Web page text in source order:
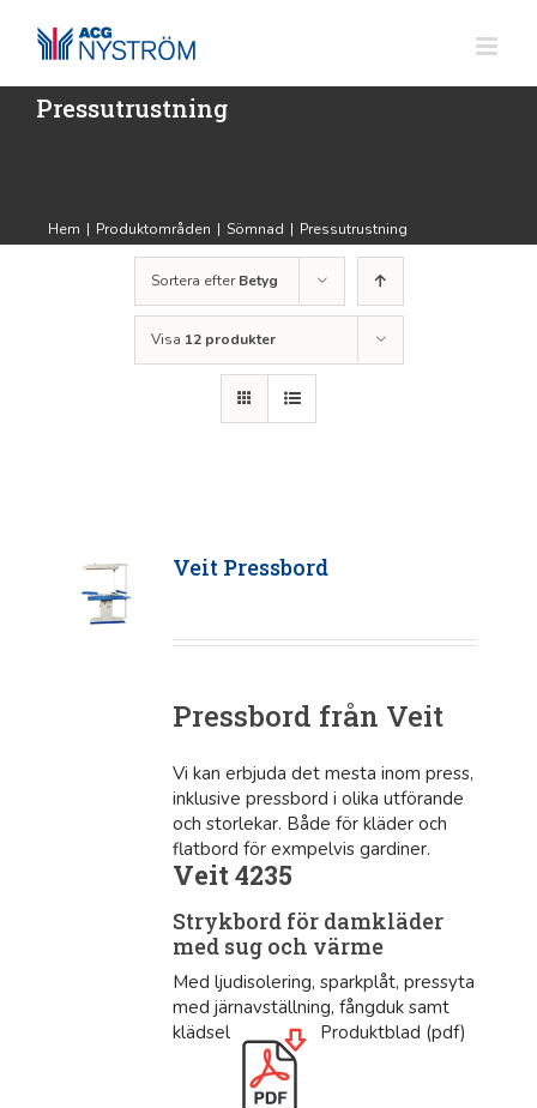
innehållet
Pressutrustning
Hem | Produktområden | Sömnad | Pressutrustning
Sortera efterBetyg
Visa 12 produkter
Veit Pressbord
Pressbord från Veit
Vi kan erbjuda det mesta inom press,
inklusive pressbord i olika utförande
och storlekar. Både för kläder och
flatbord för exmpelvis gardiner.
Veit 4235
Strykbord för damkläder
med sug och värme
Med ljudisolering, sparkplåt, pressyta
med järnavställning, fångduk samt
klädsel
Produktblad (pdf)